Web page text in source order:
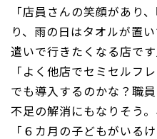
「店員さんの笑顔があり
り、雨の日はタオルが置
遣いで行きたくなる店です
「よく他店でセミセルフ
でも導入するのかな？職
不足の解消にもなりそう
「６カ月の子どもがいる